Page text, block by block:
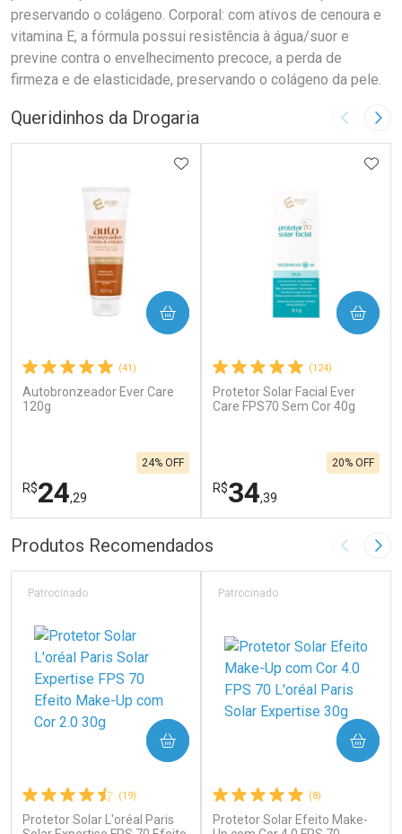
preservando o colágeno. Corporal: com ativos de cenoura e
vitamina E, a fórmula possui resistência à água/suor e
previne contra o envelhecimento precoce, a perda de
firmeza e de elasticidade, preservando o colágeno da pele.
Queridinhos da Drogaria Imagem
(41)
Autobronzeador Ever Care
120g
R$24,29
24% OFF
ADICIONAR AOS FAVORITOS
COMPRAR
FECHAR
Laboratório
Ativar Desconto
FECHAR
Por Menos
(124)
Protetor Solar Facial Ever
Care FPS70 Sem Cor 40g
R$34,39
20% OFF
COMPRAR
Laboratório
Ativar Desconto
Por Menos
Produtos Recomendados Imagem
(19)
Protetor Solar L'oréal Paris
Patrocinado
COMPRAR
(8)
Protetor Solar Efeito Make-
Patrocinado
COMPRAR